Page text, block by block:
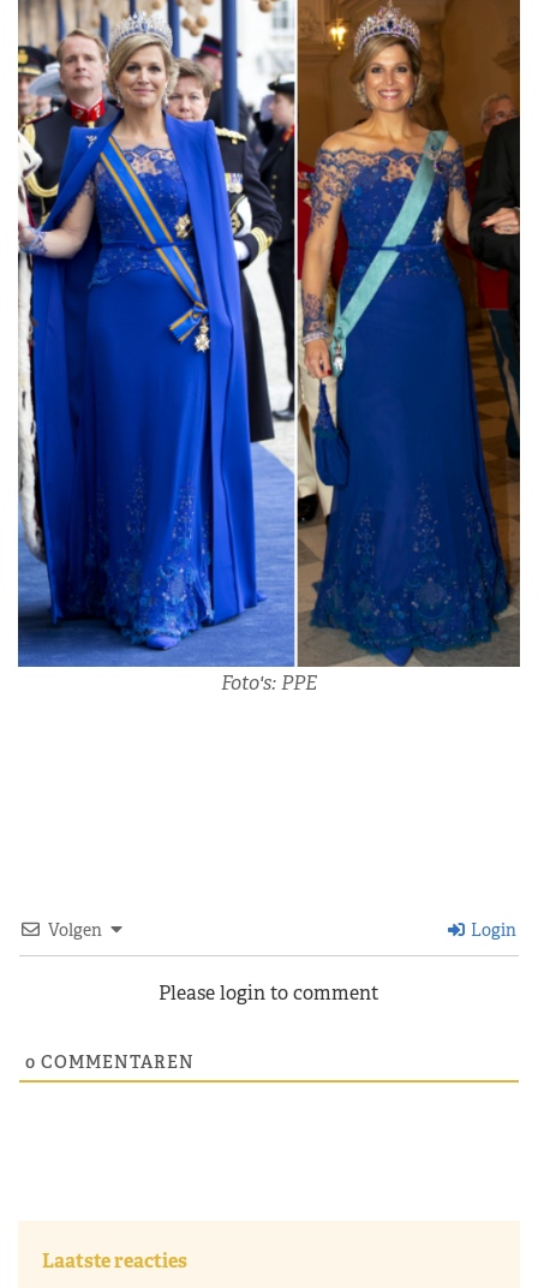
Foto's: PPE
Volgen Login
Please login to comment
0 COMMENTAREN
Laatste reacties